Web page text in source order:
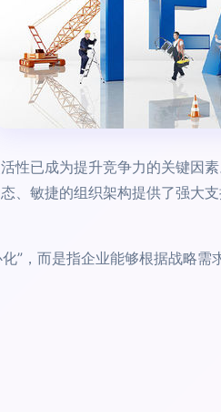
性已成为提升竞争力的关键因
、敏捷的组织架构提供了强大支
”，而是指企业能够根据战略